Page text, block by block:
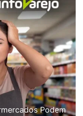
Podem